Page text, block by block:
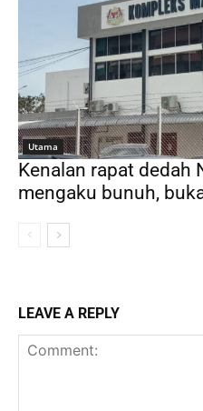
Utama
Kenalan rapat dedah
mengaku bunuh,
LEAVE A REPLY